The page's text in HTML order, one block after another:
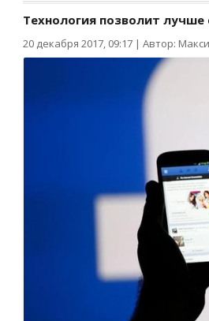
Технология позволит
20 декабря 2017, 09:17 | Автор: